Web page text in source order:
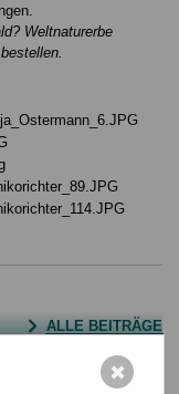
Weltnaturerbe
bestellen.
ALLE BEITRÄGE
Erwartungen
✖